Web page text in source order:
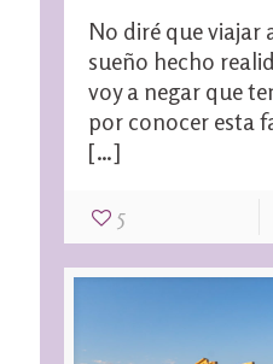
No diré que viajar
sueño hecho
voy a negar que
por conocer esta
[…]
5